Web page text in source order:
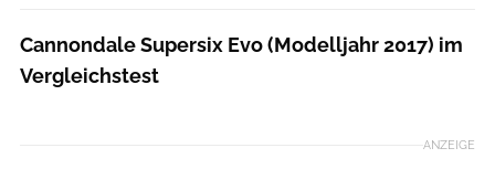
Cannondale Supersix Evo (Modelljahr 2017) im
Vergleichstest
ANZEIGE